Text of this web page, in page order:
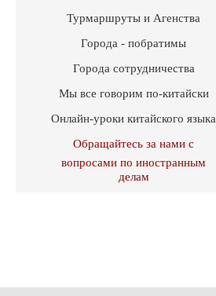
Турмаршруты и Агенства
Города - побратимы
Города сотрудничества
Мы все говорим по-китайски
Онлайн-уроки китайского языка
Обращайтесь за нами с
вопросами по иностранным
делам